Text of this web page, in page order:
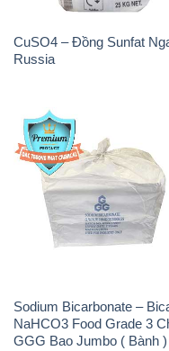
CuSO4 – Đồng Sunfat
Russia
Sodium Bicarbonate –
NaHCO3 Food Grade 3
GGG Bao Jumbo ( Bành )